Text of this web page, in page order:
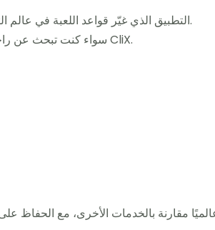
مرحبًا بك في عالم CliX – التطبيق الذي غيّر قواعد اللعبة في عالم التنقل داخل المملكة العربية السعودية.
سواء كنت تبحث عن راحة، فخامة، أو تكلفة ذكية… ستجد كل هذا في مكان واحد: تطبيق CliX.